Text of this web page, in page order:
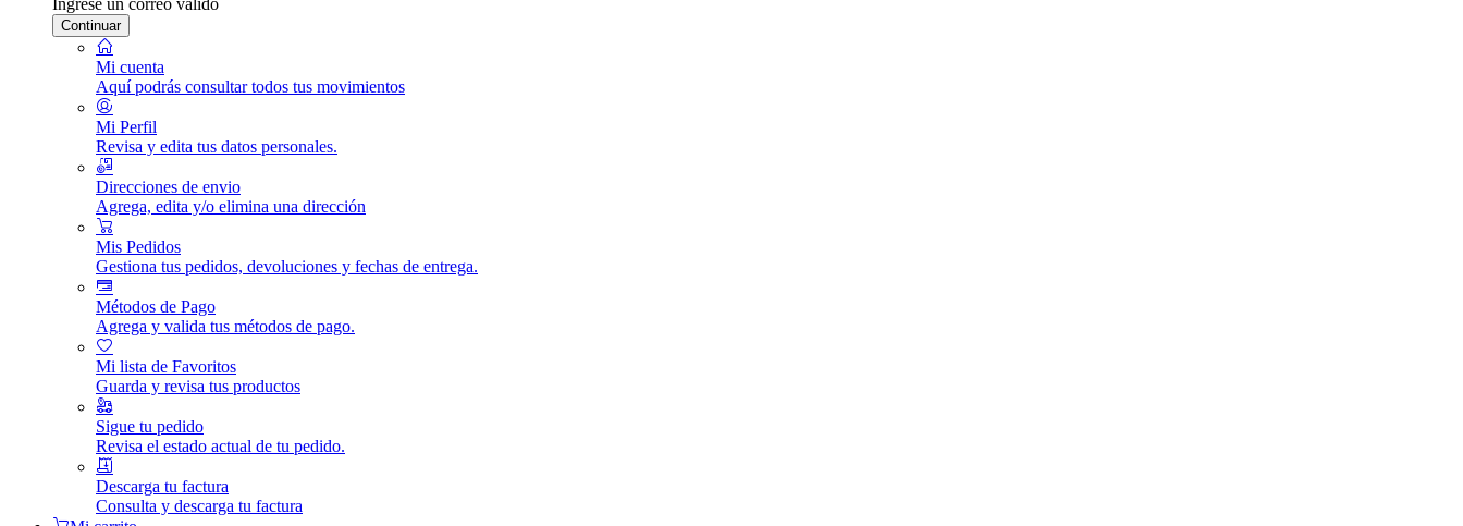
Continuar
Mi cuenta
Aquí podrás consultar todos tus movimientos
Mi Perfil
Revisa y edita tus datos personales.
Direcciones de envio
Agrega, edita y/o elimina una dirección
Mis Pedidos
Gestiona tus pedidos, devoluciones y fechas de entrega.
Métodos de Pago
Agrega y valida tus métodos de pago.
Mi lista de Favoritos
Guarda y revisa tus productos
Sigue tu pedido
Revisa el estado actual de tu pedido.
Descarga tu factura
Consulta y descarga tu factura